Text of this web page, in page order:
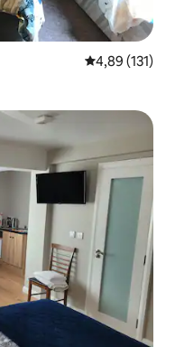
4,89 de uma
4,89 (131)